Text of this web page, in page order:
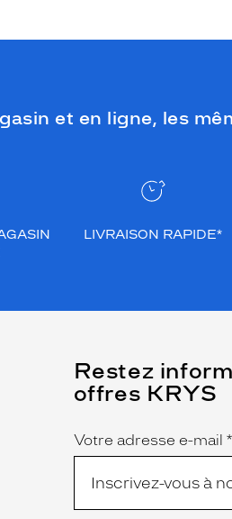
et en ligne, les
LIVRAISON RAPIDE*
Restez
offres KRYS
Name
Votre adresse e-mail *
(Ce
champ
est
obligatoire)